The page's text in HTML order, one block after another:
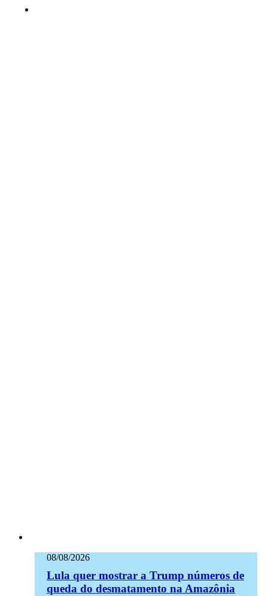
08/08/2026
Lula quer mostrar a Trump números de
queda do desmatamento na Amazônia